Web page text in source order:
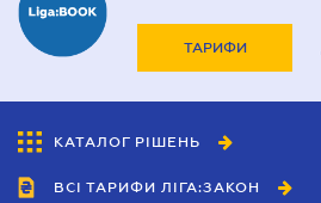
ТАРИФИ
КАТАЛОГ РІШЕНЬ
ВСІ ТАРИФИ ЛІГА:ЗАКОН